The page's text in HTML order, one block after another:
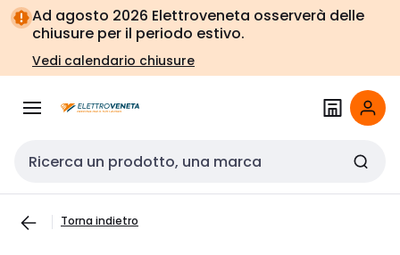
Vai alla
navigazione
Vai
alla
pagina
Ad agosto 2026 Elettroveneta osserverà delle
chiusure per il periodo estivo.
Vedi calendario chiusure
Cerca input
Torna indietro